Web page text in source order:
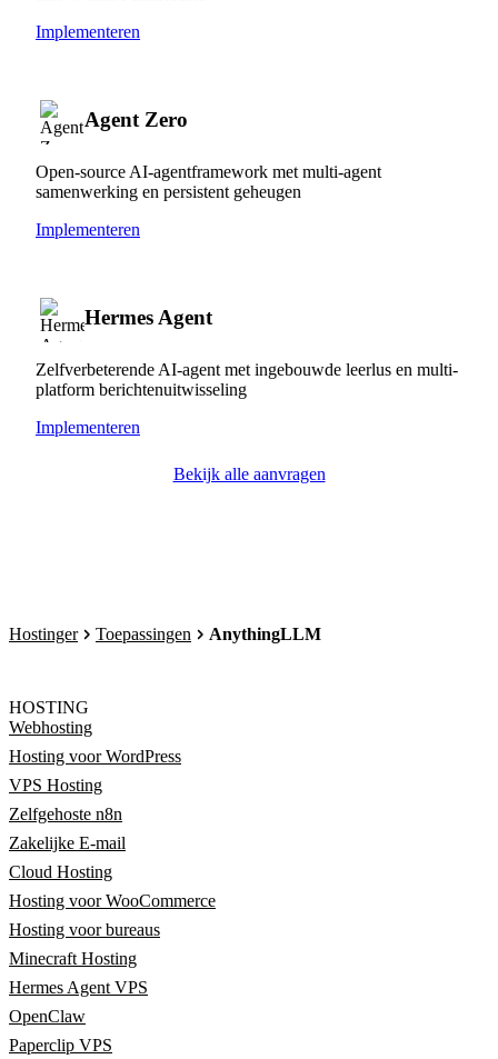
Implementeren
Agent Zero
Open-source AI-agentframework met multi-agent
samenwerking en persistent geheugen
Implementeren
Hermes Agent
Zelfverbeterende AI-agent met ingebouwde leerlus en multi-
platform berichtenuitwisseling
Implementeren
Bekijk alle aanvragen
Hostinger Toepassingen AnythingLLM
HOSTING
Webhosting
Hosting voor WordPress
VPS Hosting
Zelfgehoste n8n
Zakelijke E-mail
Cloud Hosting
Hosting voor WooCommerce
Hosting voor bureaus
Minecraft Hosting
Hermes Agent VPS
OpenClaw
Paperclip VPS